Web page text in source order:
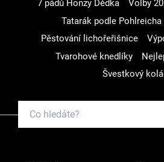
7 pádů Honzy Dědka
Volby
Tatarák podle Pohlreicha
Pěstování lichořeřišnice
Tvarohové knedlíky
Švestkový